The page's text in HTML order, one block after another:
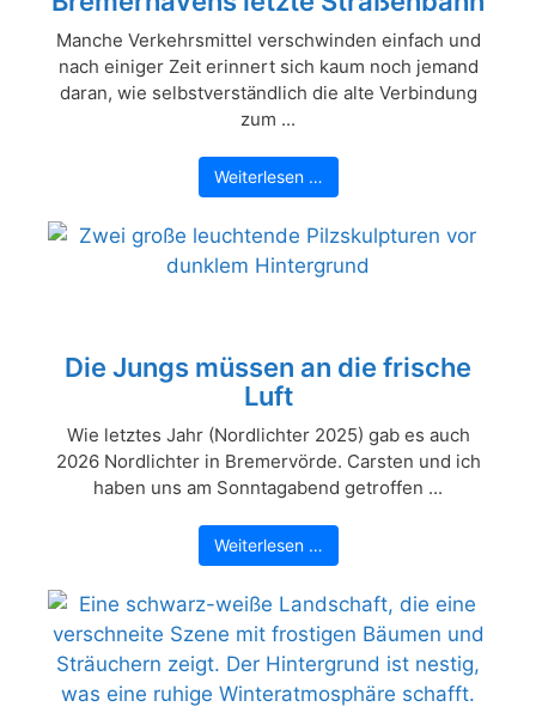
Manche Verkehrsmittel verschwinden einfach und
nach einiger Zeit erinnert sich kaum noch jemand
daran, wie selbstverständlich die alte Verbindung
zum ...
Weiterlesen …
Die Jungs müssen an die frische
Luft
Wie letztes Jahr (Nordlichter 2025) gab es auch
2026 Nordlichter in Bremervörde. Carsten und ich
haben uns am Sonntagabend getroffen ...
Weiterlesen …